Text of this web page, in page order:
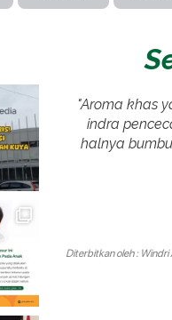
"Aroma khas
indra
halnya
Diterbitkan oleh : Windri